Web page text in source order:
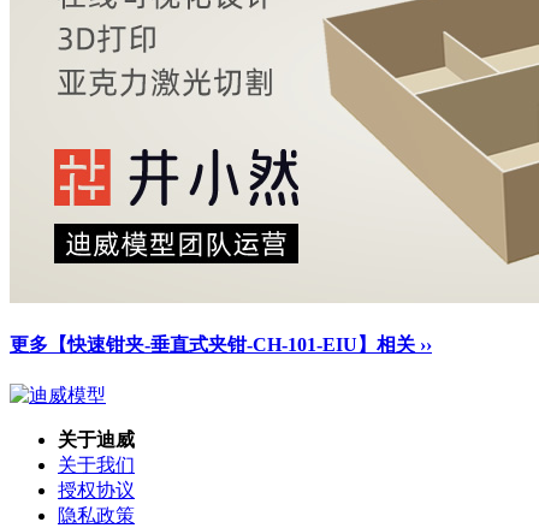
更多【快速钳夹-垂直式夹钳-CH-101-EIU】相关 ››
关于迪威
关于我们
授权协议
隐私政策